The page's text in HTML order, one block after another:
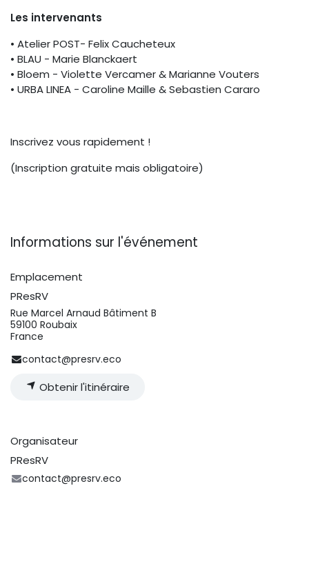
Les intervenants
• Atelier POST- Felix Caucheteux
• BLAU - Marie Blanckaert
• Bloem - Violette Vercamer & Marianne Vouters
• URBA LINEA - Caroline Maille & Sebastien Cararo
Inscrivez vous rapidement !
(Inscription gratuite mais obligatoire)
Informations sur l'événement
Emplacement
PResRV
Rue Marcel Arnaud Bâtiment B
59100 Roubaix
France
contact@presrv.eco
Obtenir l'itinéraire
Organisateur
PResRV
contact@presrv.eco